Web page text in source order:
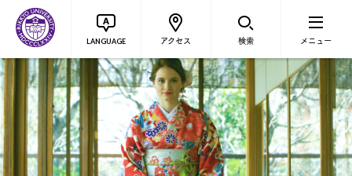
LANGUAGE アクセス 検索 メニュー